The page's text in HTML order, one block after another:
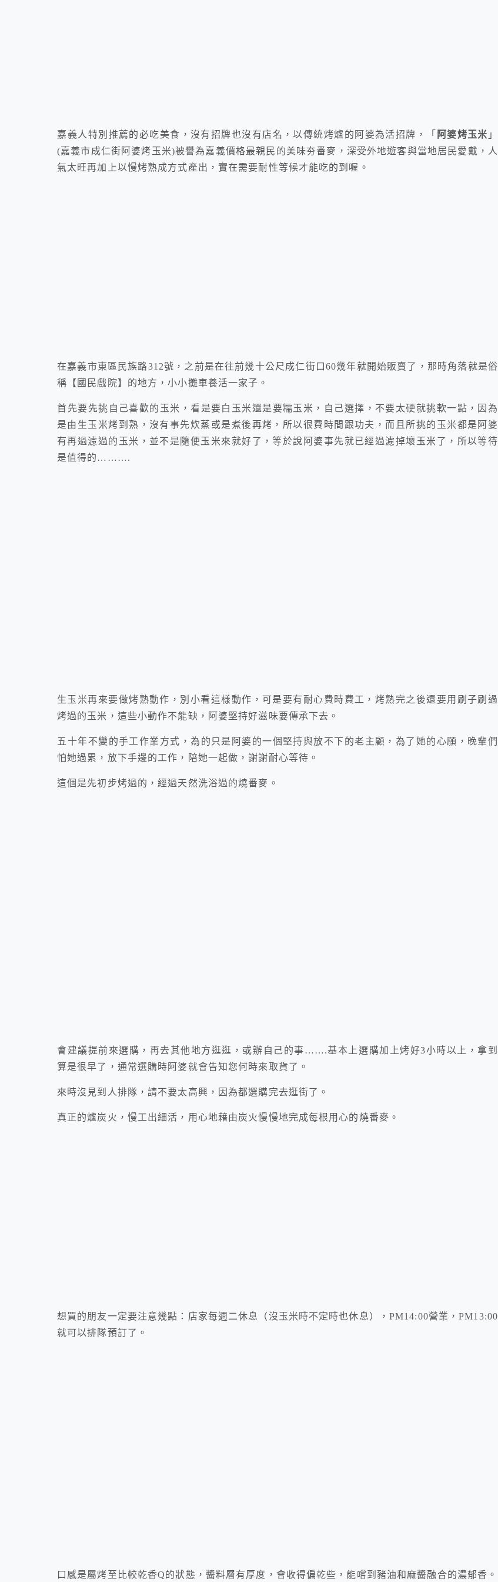
嘉義人特別推薦的必吃美食，沒有招牌也沒有店名，以傳統烤爐的阿婆為活招牌，「 阿婆烤玉米 」
(嘉義市成仁街阿婆烤玉米)被譽為嘉義價格最親民的美味夯番麥，深受外地遊客與當地居民愛戴，人
氣太旺再加上以慢烤熟成方式產出，實在需要耐性等候才能吃的到喔。
在嘉義市東區民族路312號，之前是在往前幾十公尺成仁街口60幾年就開始販賣了，那時角落就是俗
稱【國民戲院】的地方，小小攤車養活一家子。
首先要先挑自己喜歡的玉米，看是要白玉米還是要糯玉米，自己選擇，不要太硬就挑軟一點，因為
是由生玉米烤到熟，沒有事先炊蒸或是煮後再烤，所以很費時間跟功夫，而且所挑的玉米都是阿婆
有再過濾過的玉米，並不是隨便玉米來就好了，等於說阿婆事先就已經過濾掉壞玉米了，所以等待
是值得的……….
生玉米再來要做烤熟動作，別小看這樣動作，可是要有耐心費時費工，烤熟完之後還要用刷子刷過
烤過的玉米，這些小動作不能缺，阿婆堅持好滋味要傳承下去。
五十年不變的手工作業方式，為的只是阿婆的一個堅持與放不下的老主顧，為了她的心願，晚輩們
怕她過累，放下手邊的工作，陪她一起做，謝謝耐心等待。
這個是先初步烤過的，經過天然洗浴過的燒番麥。
會建議提前來選購，再去其他地方逛逛，或辦自己的事…….基本上選購加上烤好3小時以上，拿到
算是很早了，通常選購時阿婆就會告知您何時來取貨了。
來時沒見到人排隊，請不要太高興，因為都選購完去逛街了。
真正的爐炭火，慢工出細活，用心地藉由炭火慢慢地完成每根用心的燒番麥。
想買的朋友一定要注意幾點：店家每週二休息（沒玉米時不定時也休息），PM14:00營業，PM13:00
就可以排隊預訂了。
口感是屬烤至比較乾香Q的狀態，醬料層有厚度，會收得偏乾些，能嚐到豬油和麻醬融合的濃郁香。